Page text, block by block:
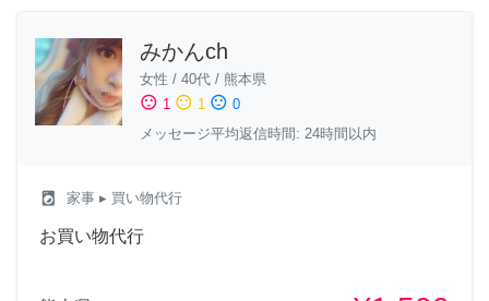
みかんch
女性 / 40代 / 熊本県
sentiment_satisfied 1 sentiment_neutral 1 sentiment_dissatisfied 0
メッセージ平均返信時間: 24時間以内
local_laundry_service 家事 ▸ 買い物代行
お買い物代行